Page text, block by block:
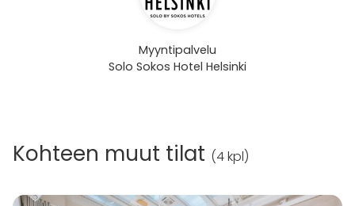
Myyntipalvelu
Solo Sokos Hotel Helsinki
Kohteen muut tilat (4 kpl)